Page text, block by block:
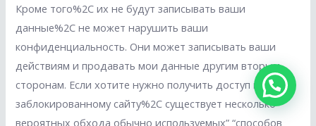
Кроме того%2C их не будут записывать ваши
данные%2C не может нарушить ваши
конфиденциальность. Они может записывать ваши
действиям и продавать мои данные другим вторым
сторонам. Если хотите нужно получить доступ к
заблокированному сайту%2C существует несколько
вероятных обхода обычно используемых” “способов